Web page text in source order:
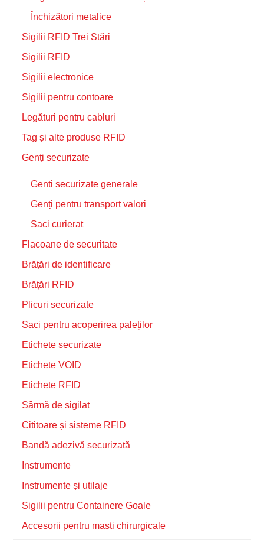
Închizători metalice
Sigilii RFID Trei Stări
Sigilii RFID
Sigilii electronice
Sigilii pentru contoare
Legături pentru cabluri
Tag și alte produse RFID
Genți securizate
Genti securizate generale
Genți pentru transport valori
Saci curierat
Flacoane de securitate
Brățări de identificare
Brățări RFID
Plicuri securizate
Saci pentru acoperirea paleților
Etichete securizate
Etichete VOID
Etichete RFID
Sârmă de sigilat
Cititoare și sisteme RFID
Bandă adezivă securizată
Instrumente
Instrumente și utilaje
Sigilii pentru Containere Goale
Accesorii pentru masti chirurgicale